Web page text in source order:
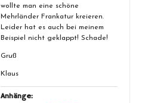
wollte man eine schöne
Mehrländer Frankatur kreieren.
Leider hat es auch bei meinem
Beispiel nicht geklappt! Schade!
Gruß
Klaus
Anhänge: